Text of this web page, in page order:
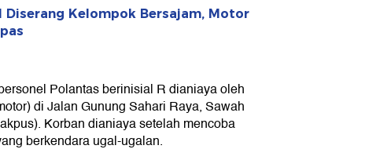
Diserang Kelompok Bersajam, Motor
Polantas berinisial R dianiaya oleh
di Jalan Gunung Sahari Raya, Sawah
Korban dianiaya setelah mencoba
berkendara ugal-ugalan.